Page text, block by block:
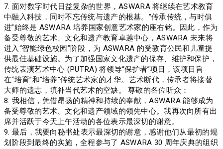
‎7. 面对数字时代日益复杂的世界，ASWARA 将继续在艺术教育
中融入科技，同时不忘传统与遗产的根基。“传承传统，与时俱
进”始终是 ASWARA 培养国家创意艺术家的座右铭。因此，作为
备受尊敬的艺术、文化和遗产教育卓越中心，ASWARA 未来将
进入“智能绿色校园”阶段，为 ASWARA 的受教育公民和儿童提
供最佳基础设施。为了加强国家文化遗产的保存、维护和保护，
传统表演艺术中心 (PUTRA) 将领导“保护者”项目，该项目旨
在“培育”和“培养”传统艺术家的才华。艺术断代，传承者将接替
大师的遗志，填补当代艺术的空缺。 尊敬的各位听众：
‎8. 我相信，凭借昂扬的精神和持续的奉献，ASWARA 能够成为
备受尊敬的艺术、文化和遗产领域的领先中心。我再次向所有出
席并活跃于今天上午活动的各位表示最深切的谢意。
‎9. 最后，我要向秘书处表示最深切的谢意，感谢他们从最初的规
划阶段到最终的实施，全程参与了 ASWARA 30 周年庆典的组织